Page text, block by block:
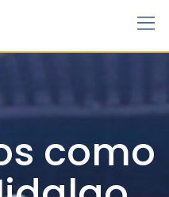
como